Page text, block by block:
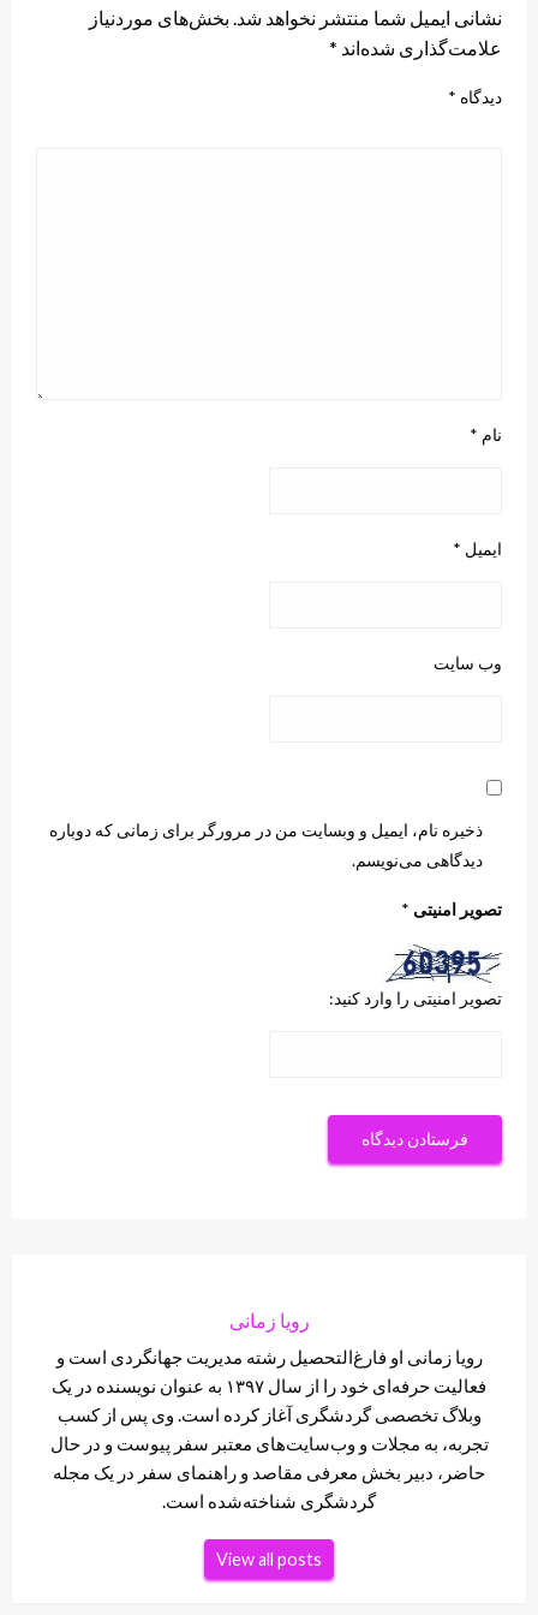
نشانی ایمیل شما منتشر نخواهد شد. بخش‌های موردنیاز
علامت‌گذاری شده‌اند *
دیدگاه *
نام *
ایمیل *
وب‌ سایت
ذخیره نام، ایمیل و وبسایت من در مرورگر برای زمانی که دوباره
دیدگاهی می‌نویسم.
تصویر امنیتی *
تصویر امنیتی را وارد کنید:
رویا زمانی
رویا زمانی او فارغ‌التحصیل رشته مدیریت جهانگردی است و
فعالیت حرفه‌ای خود را از سال ۱۳۹۷ به عنوان نویسنده در یک
وبلاگ تخصصی گردشگری آغاز کرده است. وی پس از کسب
تجربه، به مجلات و وب‌سایت‌های معتبر سفر پیوست و در حال
حاضر، دبیر بخش معرفی مقاصد و راهنمای سفر در یک مجله
گردشگری شناخته‌شده است.
View all posts